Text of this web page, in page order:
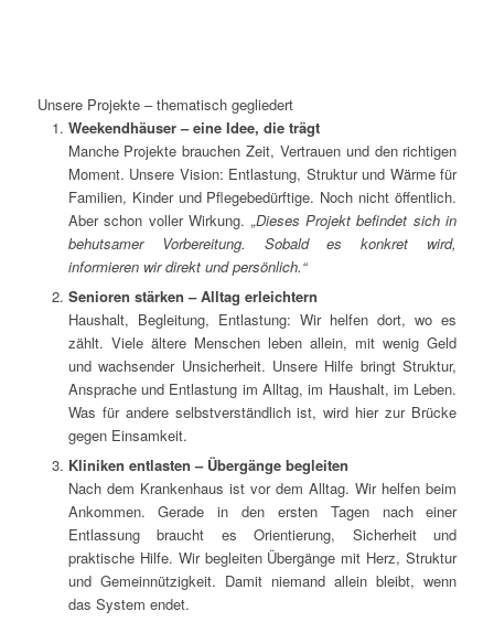
Unsere Projekte – thematisch gegliedert
Weekendhäuser – eine Idee, die trägt
Manche Projekte brauchen Zeit, Vertrauen und den richtigen
Moment. Unsere Vision: Entlastung, Struktur und Wärme für
Familien, Kinder und Pflegebedürftige. Noch nicht öffentlich.
Aber schon voller Wirkung. „Dieses Projekt befindet sich in
behutsamer Vorbereitung. Sobald es konkret wird,
informieren wir direkt und persönlich.“
Senioren stärken – Alltag erleichtern
Haushalt, Begleitung, Entlastung: Wir helfen dort, wo es
zählt. Viele ältere Menschen leben allein, mit wenig Geld
und wachsender Unsicherheit. Unsere Hilfe bringt Struktur,
Ansprache und Entlastung im Alltag, im Haushalt, im Leben.
Was für andere selbstverständlich ist, wird hier zur Brücke
gegen Einsamkeit.
Kliniken entlasten – Übergänge begleiten
Nach dem Krankenhaus ist vor dem Alltag. Wir helfen beim
Ankommen. Gerade in den ersten Tagen nach einer
Entlassung braucht es Orientierung, Sicherheit und
praktische Hilfe. Wir begleiten Übergänge mit Herz, Struktur
und Gemeinnützigkeit. Damit niemand allein bleibt, wenn
das System endet.